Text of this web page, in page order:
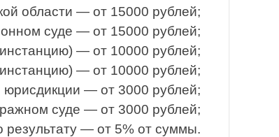
области — от 15000 рублей;
суде — от 15000 рублей;
— от 10000 рублей;
— от 10000 рублей;
— от 3000 рублей;
суде — от 3000 рублей;
— от 5% от суммы.